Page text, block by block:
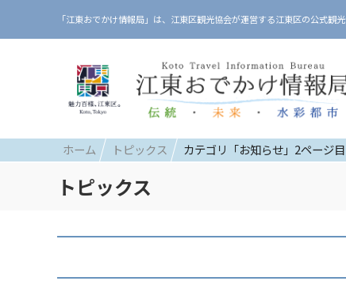
「江東おでかけ情報局」は、江東区観光協会が運営する江東区の公式観光
ホーム トピックス カテゴリ「お知らせ」2ページ目
トピックス